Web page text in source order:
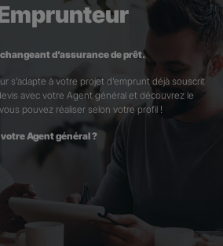
d’assurance de prêt.
s’adapte à votre projet d’emprunt déjà souscrit
avec votre Agent général et découvrez le
pouvez réaliser selon votre profil !
Agent général ?